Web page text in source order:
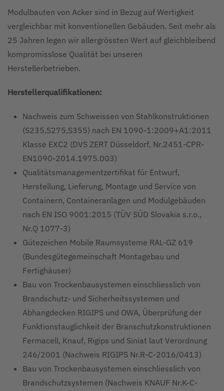
Modulbauten von Acker sind in Bezug auf Wertigkeit
vergleichbar mit konventionellen Gebäuden. Seit mehr als
25 Jahren legen wir allergrössten Wert auf gleichbleibend
kompromisslose Qualität bei unseren
Herstellerbetrieben.
Herstellerqualifikationen:
Nachweis zum Schweissen von Stahlkonstruktionen
(S235,S275,S355) nach EN 1090-1:2009+A1:2011
Klasse EXC2 (DVS ZERT Düsseldorf, Nr.2451-CPR-
EN1090-2014.1975.003)
Qualitätsmanagementzertifikat für Entwurf,
Herstellung, Lieferung, Montage und Service von
Containern, Containeranlagen und Modulgebäuden
nach EN ISO 9001:2015 (TÜV SÜD Slovakia s.r.o.,
Nr.Q 1077-3)
Gütezeichen Mobile Raumsysteme RAL-GZ 619
(Bundesgütegemeinschaft Montagebau und
Fertighäuser)
Bau von Trockenbausystemen einschliesslich von
Brandschutz- und Sicherheitssystemen und
Abhangdecken RIGIPS und OWA, Überprüfung der
Funktionstauglichkeit der Branschutzkonstruktionen
Fermacell, Knauf, Rigips und Siniat laut Verordnung
246/2001 (Nachweis RIGIPS Nr.R-C-2016/0413)
Bau von Trockenbausystemen einschliesslich von
Brandschutzsystemen (Nachweis KNAUF Nr.K-C-